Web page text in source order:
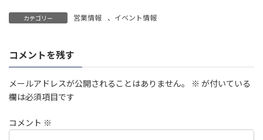
カテゴリー 営業情報 、 イベント情報
コメントを残す
メールアドレスが公開されることはありません。 ※ が付いている
欄は必須項目です
コメント ※